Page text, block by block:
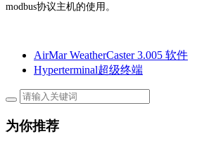
modbus协议主机的使用。
AirMar WeatherCaster 3.005 软件
Hyperterminal超级终端
为你推荐